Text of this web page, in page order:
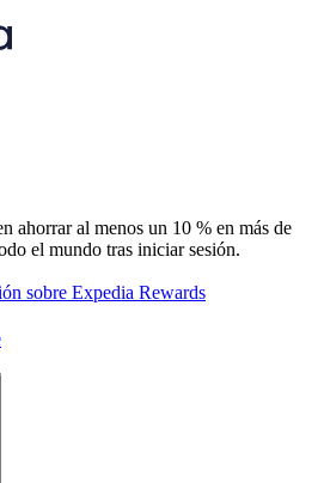
ahorrar al menos un 10 % en más de
el mundo tras iniciar sesión.
sobre Expedia Rewards